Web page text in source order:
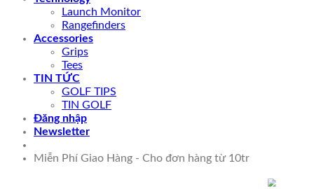
Launch Monitor
Rangefinders
Accessories
Grips
Tees
TIN TỨC
GOLF TIPS
TIN GOLF
Đăng nhập
Newsletter
Miễn Phí Giao Hàng - Cho đơn hàng từ 10tr